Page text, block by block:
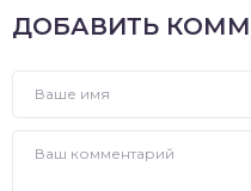
ДОБАВИТЬ